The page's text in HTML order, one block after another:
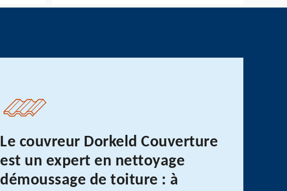
Le couvreur Dorkeld Couverture
est un expert en nettoyage
démoussage de toiture : à